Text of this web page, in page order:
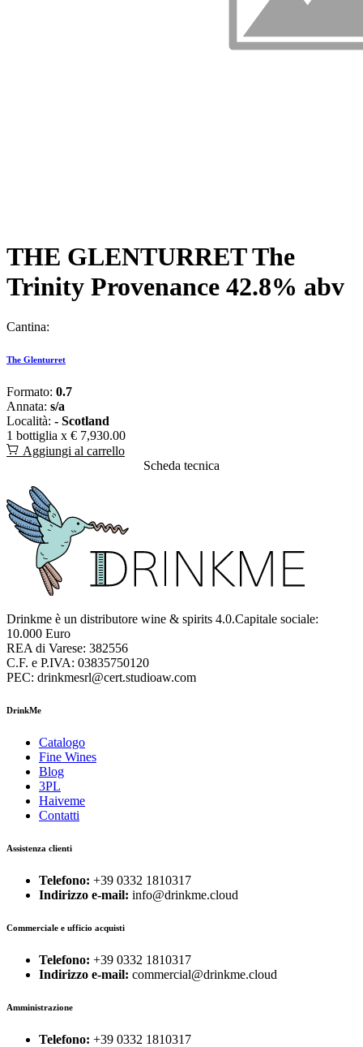
THE GLENTURRET The
Trinity Provenance 42.8% abv
Cantina:
The Glenturret
Formato: 0.7
Annata: s/a
Località: - Scotland
1 bottiglia x € 7,930.00
Aggiungi al carrello
Scheda tecnica
Drinkme è un distributore wine & spirits 4.0.Capitale sociale:
10.000 Euro
REA di Varese: 382556
C.F. e P.IVA: 03835750120
PEC: drinkmesrl@cert.studioaw.com
DrinkMe
Catalogo
Fine Wines
Blog
3PL
Haiveme
Contatti
Assistenza clienti
Telefono: +39 0332 1810317
Indirizzo e-mail: info@drinkme.cloud
Commerciale e ufficio acquisti
Telefono: +39 0332 1810317
Indirizzo e-mail: commercial@drinkme.cloud
Amministrazione
Telefono: +39 0332 1810317